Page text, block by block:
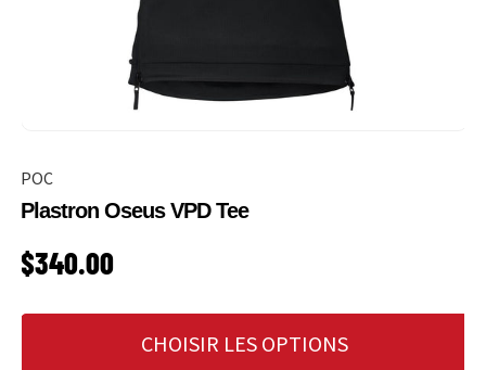
POC
Plastron Oseus VPD Tee
PRIX HABITUEL
$340.00
CHOISIR LES OPTIONS